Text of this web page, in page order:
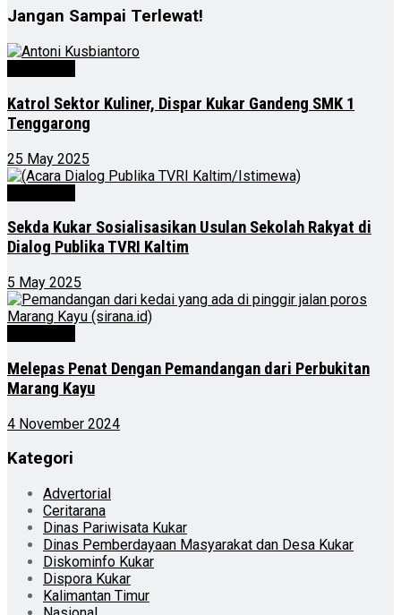
Jangan Sampai Terlewat!
Katrol Sektor Kuliner, Dispar Kukar Gandeng SMK 1
Tenggarong
25 May 2025
Sekda Kukar Sosialisasikan Usulan Sekolah Rakyat di
Dialog Publika TVRI Kaltim
5 May 2025
Melepas Penat Dengan Pemandangan dari Perbukitan
Marang Kayu
4 November 2024
Kategori
Advertorial
Ceritarana
Dinas Pariwisata Kukar
Dinas Pemberdayaan Masyarakat dan Desa Kukar
Diskominfo Kukar
Dispora Kukar
Kalimantan Timur